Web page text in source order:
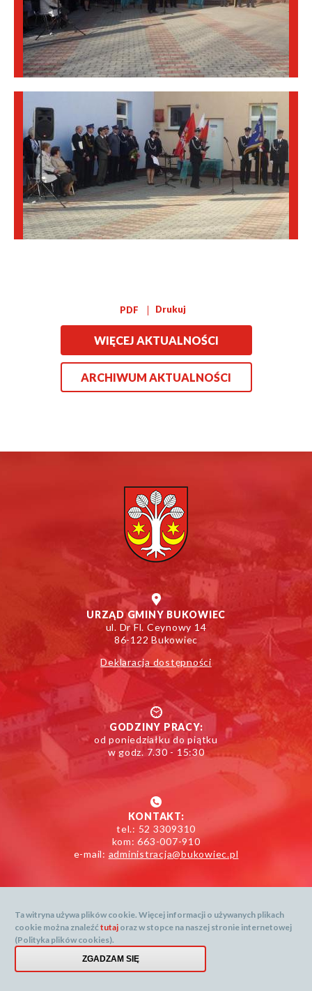
PDF Drukuj
WIĘCEJ AKTUALNOŚCI
ARCHIWUM AKTUALNOŚCI
URZĄD GMINY BUKOWIEC
ul. Dr Fl. Ceynowy 14
86-122 Bukowiec
Deklaracja dostępności
GODZINY PRACY:
od poniedziałku do piątku
w godz. 7.30 - 15:30
KONTAKT:
tel.: 52 3309310
kom: 663-007-910
e-mail: administracja@bukowiec.pl
Menu
Mapa serwisu
Dane prognozy dostarcza: openweathermap.org
Created by
Ta witryna używa plików cookie. Więcej informacji o używanych plikach
cookie można znaleźćtutaj oraz w stopce na naszej stronie internetowej
(Polityka plików cookies).
ZGADZAM SIĘ